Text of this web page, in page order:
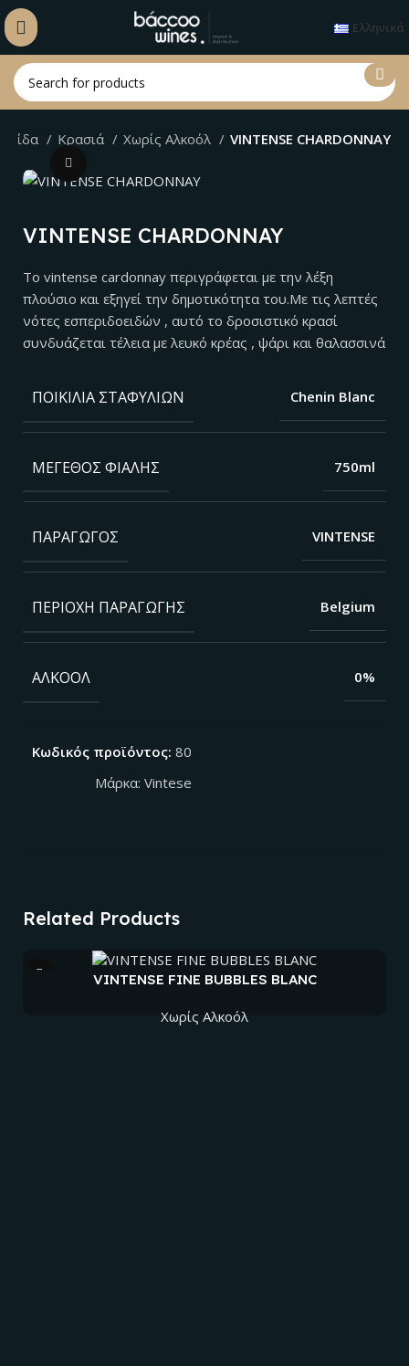
Ελληνικά
Κρασιά Χωρίς Αλκοόλ VINTENSE CHARDONNAY
VINTENSE CHARDONNAY
Το vintense cardonnay περιγράφεται με την λέξη
πλούσιο και εξηγεί την δημοτικότητα του.Με τις λεπτές
νότες εσπεριδοειδών , αυτό το δροσιστικό κρασί
συνδυάζεται τέλεια με λευκό κρέας , ψάρι και θαλασσινά
ΠΟΙΚΙΛΊΑ ΣΤΑΦΥΛΙΏΝ Chenin Blanc
ΜΈΓΕΘΟΣ ΦΙΆΛΗΣ 750ml
ΠΑΡΑΓΩΓΌΣ VINTENSE
ΠΕΡΙΟΧΉ ΠΑΡΑΓΩΓΉΣ Belgium
ΑΛΚΟΌΛ 0%
Κωδικός προϊόντος: 80
Μάρκα: Vintese
Related Products
VINTENSE FINE BUBBLES BLANC
Χωρίς Αλκοόλ